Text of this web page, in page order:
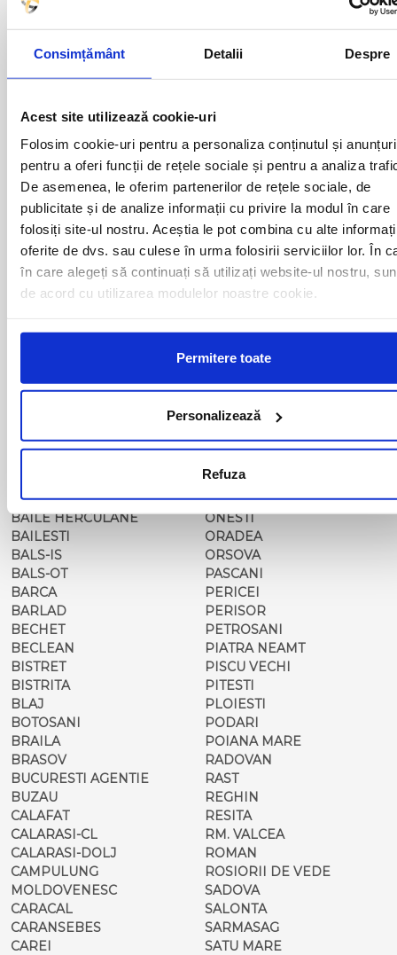
Consimțământ Detalii Despre
Acest site utilizează cookie-uri
Folosim cookie-uri pentru a personaliza conținutul și
pentru a oferi funcții de rețele sociale și pentru a analiza
De asemenea, le oferim partenerilor de rețele sociale, de
publicitate și de analize informații cu privire la modul în care
folosiți site-ul nostru. Aceștia le pot combina cu alte
oferite de dvs. sau culese în urma folosirii serviciilor lor. În
în care alegeți să continuați să utilizați website-ul nostru,
de acord cu utilizarea modulelor noastre cookie.
Permitere toate
Personalizează
Refuza
Plecari cu autocarul Motca -
OLANDA catre urmatoarele
AMSTERDAM
BREDA
DEN HAAG
EINDHOVEN
ROTTERDAM
TILBURG
UTRECHT
Curse din Romania catre
OLANDA:
AIUD
ALEXANDRIA
BAIA MARE
BAILE HERCULANE
BAILESTI
BALS-IS
BALS-OT
BARCA
BARLAD
BECHET
BECLEAN
BISTRET
BISTRITA
BLAJ
BOTOSANI
BRAILA
BRASOV
BUCURESTI AGENTIE
BUZAU
CALAFAT
CALARASI-CL
CALARASI-DOLJ
CAMPULUNG
MOLDOVENESC
CARACAL
CARANSEBES
CAREI
LUGOJ
MEDGIDIA
MEDIAS
MIZIL
MOINESTI
NUSFALAU
OLTENITA
ONESTI
ORADEA
ORSOVA
PASCANI
PERICEI
PERISOR
PETROSANI
PIATRA NEAMT
PISCU VECHI
PITESTI
PLOIESTI
PODARI
POIANA MARE
RADOVAN
RAST
REGHIN
RESITA
RM. VALCEA
ROMAN
ROSIORII DE VEDE
SADOVA
SALONTA
SARMASAG
SATU MARE